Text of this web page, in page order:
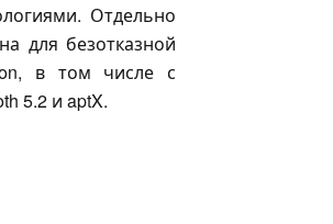
Отдельно
для безотказной
в том числе с
5.2 и aptX.